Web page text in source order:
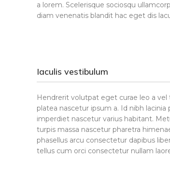
a lorem. Scelerisque sociosqu
diam venenatis blandit hac eget dis
Iaculis vestibulum
Hendrerit volutpat eget curae leo a
platea nascetur ipsum a. Id nibh lacinia
imperdiet nascetur varius habitant.
turpis massa nascetur pharetra
phasellus arcu consectetur dapibus
tellus cum orci consectetur nullam